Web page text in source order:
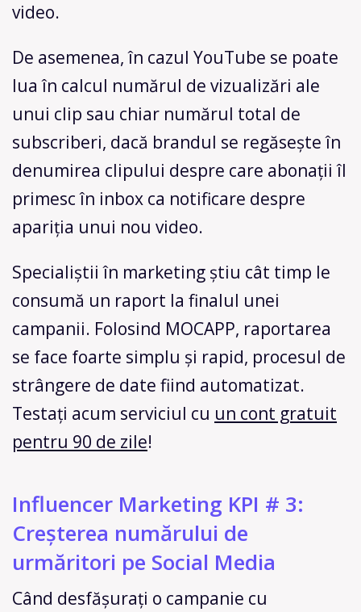
video.
De asemenea, în cazul YouTube se poate
lua în calcul numărul de vizualizări ale
unui clip sau chiar numărul total de
subscriberi, dacă brandul se regăsește în
denumirea clipului despre care abonații îl
primesc în inbox ca notificare despre
apariția unui nou video.
Specialiștii în marketing știu cât timp le
consumă un raport la finalul unei
campanii. Folosind MOCAPP, raportarea
se face foarte simplu și rapid, procesul de
strângere de date fiind automatizat.
Testați acum serviciul cu un cont gratuit
pentru 90 de zile!
Influencer Marketing KPI # 3:
Creșterea numărului de
urmăritori pe Social Media
Când desfășurați o campanie cu